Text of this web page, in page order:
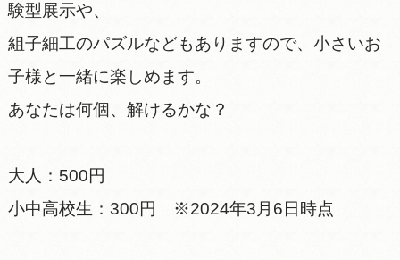
験型展示や、
組子細工のパズルなどもありますので、小さいお
子様と一緒に楽しめます。
あなたは何個、解けるかな？
大人：500円
小中高校生：300円 ※2024年3月6日時点